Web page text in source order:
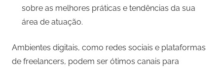
sobre as melhores práticas e tendências da sua
área de atuação.
Ambientes digitais, como redes sociais e plataformas
de freelancers, podem ser ótimos canais para